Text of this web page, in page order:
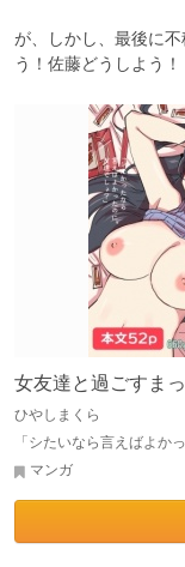
が、しかし、最後に
う！佐藤どうしよう！
女友達と過ごすま
ひやしまくら
「シたいなら言えばよか
マンガ